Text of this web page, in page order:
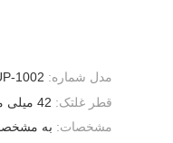
مدل شماره: 1002
قطر غلتک: 42 میلی متر
مشخصات: به